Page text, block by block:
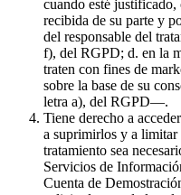
cuando esté
recibida de su parte y
del responsable del
f), del RGPD; d. en la
traten con fines de
sobre la base de su
letra a), del RGPD—.
Tiene derecho a
a suprimirlos y a limitar
tratamiento sea
Servicios de
Cuenta de